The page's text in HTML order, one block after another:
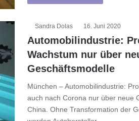
Sandra Dolas 16. Juni 2020
Automobilindustrie:
Wachstum nur über
Geschäftsmodelle
München – Automobilindustrie:
auch nach Corona nur über neue
China. Ohne Transformation der